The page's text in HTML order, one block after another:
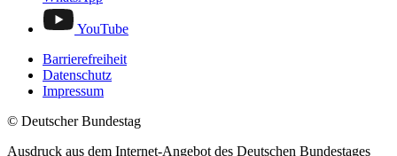
YouTube
Barrierefreiheit
Datenschutz
Impressum
© Deutscher Bundestag
Ausdruck aus dem Internet-Angebot des Deutschen Bundestages